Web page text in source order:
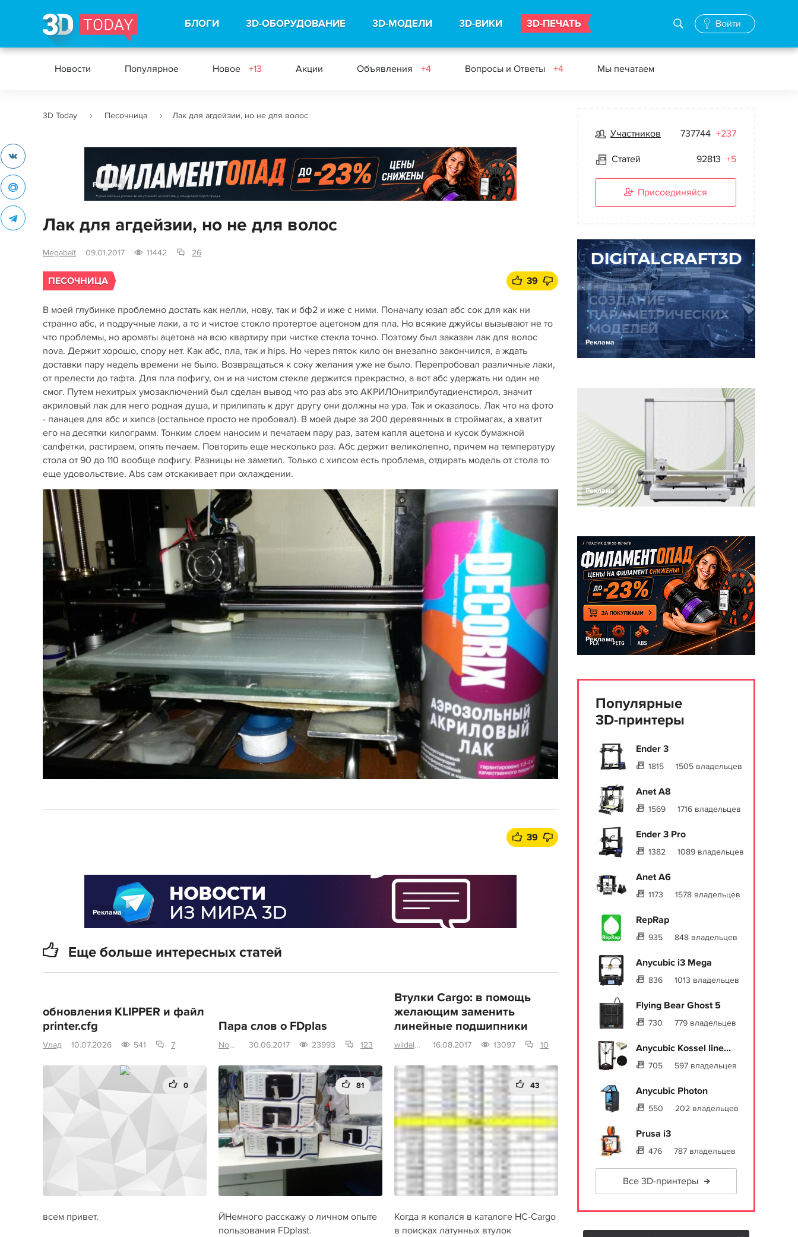
БЛОГИ 3D-ОБОРУДОВАНИЕ 3D-МОДЕЛИ 3D-ВИКИ 3D-ПЕЧАТЬ Войти
Новости Популярное Новое +13 Акции Объявления +4 Вопросы и Ответы +4 Мы печатаем
3D Today Песочница Лак для агдейзии, но не для волос
Реклама
Лак для агдейзии, но не для волос
Megabait 09.01.2017 11442 26
ПЕСОЧНИЦА 39
В моей глубинке проблемно достать как нелли, нову, так и бф2 и иже с ними. Поначалу юзал абс сок для как ни
странно абс, и подручные лаки, а то и чистое стокло протертое ацетоном для пла. Но всякие джуйсы вызывают не то
что проблемы, но ароматы ацетона на всю квартиру при чистке стекла точно. Поэтому был заказан лак для волос
nova. Держит хорошо, спору нет. Как абс, пла, так и hips. Но через пяток кило он внезапно закончился, а ждать
доставки пару недель времени не было. Возвращаться к соку желания уже не было. Перепробовал различные лаки,
от прелести до тафта. Для пла пофигу, он и на чистом стекле держится прекрастно, а вот абс удержать ни один не
смог. Путем нехитрых умозаключений был сделан вывод что раз abs это АКРИЛОнитрилбутадиенстирол, значит
акриловый лак для него родная душа, и прилипать к друг другу они должны на ура. Так и оказалось. Лак что на фото
- панацея для абс и хипса (остальное просто не пробовал). В моей дыре за 200 деревянных в строймагах, а хватит
его на десятки килограмм. Тонким слоем наносим и печатаем пару раз, затем капля ацетона и кусок бумажной
салфетки, растираем, опять печаем. Повторить еще несколько раз. Абс держит великолепно, причем на температуру
стола от 90 до 110 вообще пофигу. Разницы не заметил. Только с хипсом есть проблема, отдирать модель от стола то
еще удовольствие. Abs сам отскакивает при охлаждении.
39
Еще больше интересных статей
обновления KLIPPER и файл
printer.cfg
Vлад 10.07.2026 541 7
0
всем привет.
Пара слов о FDplas
Nos4eratu 30.06.2017 23993 123
81
ЙНемного расскажу о личном опыте
пользования FDplast.
Втулки Cargo: в помощь
желающим заменить
линейные подшипники
wildalex 16.08.2017 13097 10
43
Когда я копался в каталоге HC-Cargo
в поисках латунных втулок
Реклама
Участников 737744 +237
Статей 92813 +5
Присоединяйся
Реклама
Реклама
Реклама
Популярные
3D-принтеры
Ender 3
1815 1505 владельцев
Anet A8
1569 1716 владельцев
Ender 3 Pro
1382 1089 владельцев
Anet A6
1173 1578 владельцев
RepRap
935 848 владельцев
Anycubic i3 Mega
836 1013 владельцев
Flying Bear Ghost 5
730 779 владельцев
Anycubic Kossel line...
705 597 владельцев
Anycubic Photon
550 202 владельцев
Prusa i3
476 787 владельцев
Все 3D-принтеры